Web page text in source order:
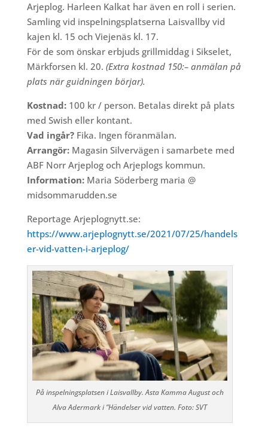
Arjeplog. Harleen Kalkat har även en roll i serien.
Samling vid inspelningsplatserna Laisvallby vid
kajen kl. 15 och Viejenäs kl. 17.
För de som önskar erbjuds grillmiddag i Sikselet,
Märkforsen kl. 20. (Extra kostnad 150:– anmälan på
plats när guidningen börjar).​
Kostnad:100 kr / person. Betalas direkt på plats
med Swish eller kontant.
Vad ingår?Fika. Ingen föranmälan.
Arrangör:Magasin Silvervägen i samarbete med
ABF Norr Arjeplog och Arjeplogs kommun.
Information:Maria Söderberg maria @
midsommarudden.se
Reportage Arjeplognytt.se:
https://www.arjeplognytt.se/2021/07/25/handels
er-vid-vatten-i-arjeplog/
På inspelningsplatsen i Laisvallby. Asta Kamma August och
Alva Adermark i ”Händelser vid vatten. Foto: SVT